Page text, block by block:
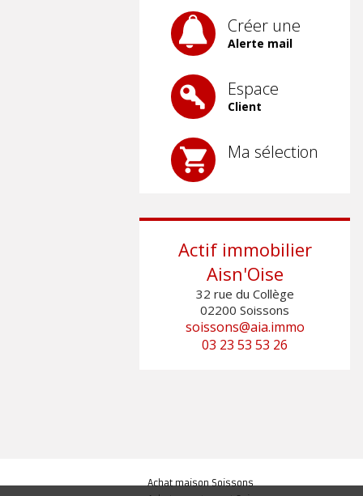
Créer une
Alerte mail
Espace
Client
Ma sélection
Actif immobilier
Aisn'Oise
32 rue du Collège
02200 Soissons
soissons@aia.immo
03 23 53 53 26
Achat maison Soissons